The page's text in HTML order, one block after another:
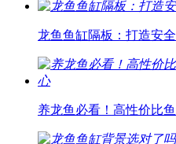
龙鱼鱼缸隔板：打造安
养龙鱼必看！高性价比